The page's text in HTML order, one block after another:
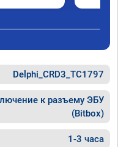
Delphi_CRD3_TC1797
к разъему ЭБУ
(Bitbox)
1-3 часа